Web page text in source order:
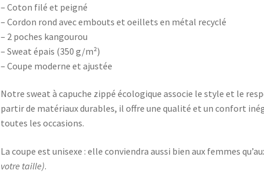
– Coton filé et peigné
– Cordon rond avec embouts et oeillets en métal recyclé
– 2 poches kangourou
– Sweat épais (350 g/m²)
– Coupe moderne et ajustée
Notre sweat à capuche zippé écologique associe le style et le
partir de matériaux durables, il offre une qualité et un confort
toutes les occasions.
La coupe est unisexe : elle conviendra aussi bien aux femmes
votre taille).